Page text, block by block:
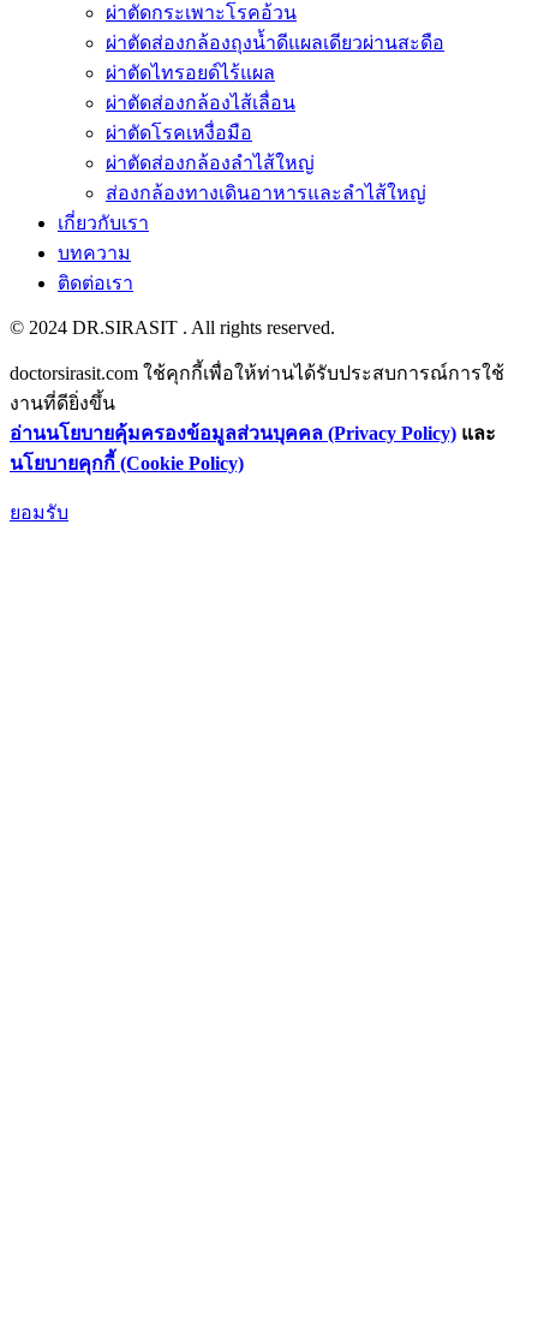
ผ่าตัดกระเพาะโรคอ้วน
ผ่าตัดส่องกล้องถุงน้ำดีแผลเดียวผ่านสะดือ
ผ่าตัดไทรอยด์ไร้แผล
ผ่าตัดส่องกล้องไส้เลื่อน
ผ่าตัดโรคเหงื่อมือ
ผ่าตัดส่องกล้องลำไส้ใหญ่
ส่องกล้องทางเดินอาหารและลำไส้ใหญ่
เกี่ยวกับเรา
บทความ
ติดต่อเรา
© 2024 DR.SIRASIT . All rights reserved.
doctorsirasit.com ใช้คุกกี้เพื่อให้ท่านได้รับประสบการณ์การใช้
งานที่ดียิ่งขึ้น
อ่านนโยบายคุ้มครองข้อมูลส่วนบุคคล (Privacy Policy) และ
นโยบายคุกกี้ (Cookie Policy)
ยอมรับ